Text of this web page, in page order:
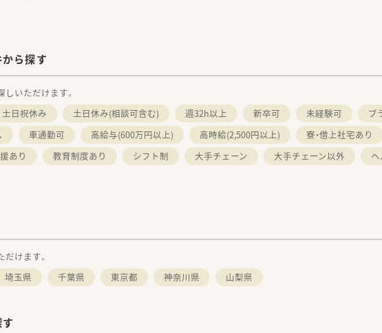
ら探す
いただけます。
土日祝休み 土日休み(相談可含む) 週32h以上 新卒可 未経験可 ブ
車通勤可 高給与(600万円以上) 高時給(2,500円以上) 寮・借上社宅あり
あり 教育制度あり シフト制 大手チェーン 大手チェーン以外
けます。
埼玉県 千葉県 東京都 神奈川県 山梨県